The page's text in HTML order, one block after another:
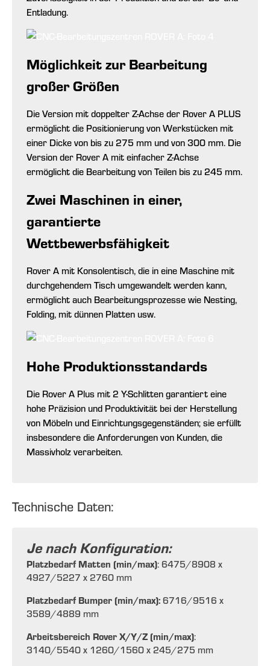
Entladung.
Möglichkeit zur Bearbeitung
großer Größen
Die Version mit doppelter Z-Achse der Rover A PLUS
ermöglicht die Positionierung von Werkstücken mit
einer Dicke von bis zu 275 mm und von 300 mm. Die
Version der Rover A mit einfacher Z-Achse
ermöglicht die Bearbeitung von Teilen bis zu 245 mm.
Zwei Maschinen in einer,
garantierte
Wettbewerbsfähigkeit
Rover A mit Konsolentisch, die in eine Maschine mit
durchgehendem Tisch umgewandelt werden kann,
ermöglicht auch Bearbeitungsprozesse wie Nesting,
Folding, mit dünnen Platten usw.
Hohe Produktionsstandards
Die Rover A Plus mit 2 Y-Schlitten garantiert eine
hohe Präzision und Produktivität bei der Herstellung
von Möbeln und Einrichtungsgegenständen; sie erfüllt
insbesondere die Anforderungen von Kunden, die
Massivholz verarbeiten.
Technische Daten:
Je nach Konfiguration:
Platzbedarf Matten (min/max): 6475/8908 x
4927/5227 x 2760 mm
Platzbedarf Bumper (min/max): 6716/9516 x
3589/4889 mm
Arbeitsbereich Rover X/Y/Z (min/max):
3140/5540 x 1260/1560 x 245/275 mm